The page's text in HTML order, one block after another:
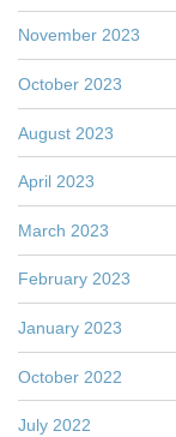
November 2023
October 2023
August 2023
April 2023
March 2023
February 2023
January 2023
October 2022
July 2022